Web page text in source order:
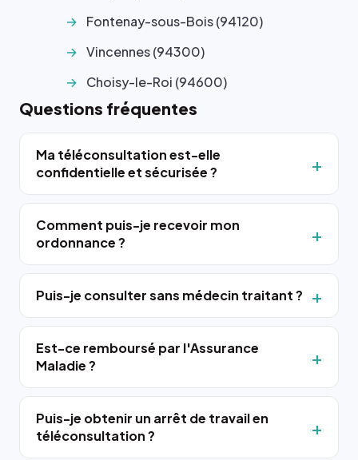
Fontenay-sous-Bois (94120)
Vincennes (94300)
Choisy-le-Roi (94600)
Questions fréquentes
Ma téléconsultation est-elle
confidentielle et sécurisée ?
Comment puis-je recevoir mon
ordonnance ?
Puis-je consulter sans médecin traitant ?
Est-ce remboursé par l'Assurance
Maladie ?
Puis-je obtenir un arrêt de travail en
téléconsultation ?